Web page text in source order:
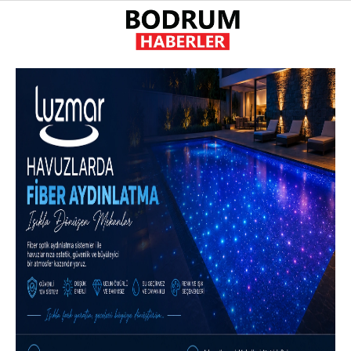
22.2
MUĞLA
GALERİ YAZARLAR
GÜNDEM
EKONOMI
POLITIKA
DÜNYA
SPOR
MAGAZIN
SAĞLIK
DIĞER